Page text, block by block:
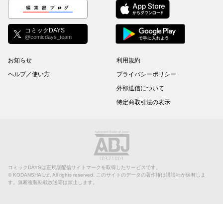
編集部ブログ
コミックDAYS
@comicdays_team
お知らせ
ヘルプ／使い方
利用規約
プライバシーポリシー
外部送信について
特定商取引法の表示
コミックDAYSは正規版配信サイトマークを取得したサービスです。
© KODANSHA Ltd. All rights reserved. このサイトのデータの著作権は講談社が保有しま
す。無断複製転載放送等は禁止します。